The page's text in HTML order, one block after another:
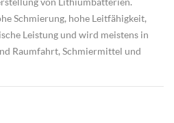
Schmierung, hohe Leitfähigkeit,
Leistung und wird meistens in
Raumfahrt, Schmiermittel und